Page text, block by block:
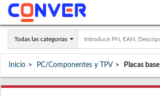
Todas las categorías
Inicio PC/Componentes y TPV Placas base